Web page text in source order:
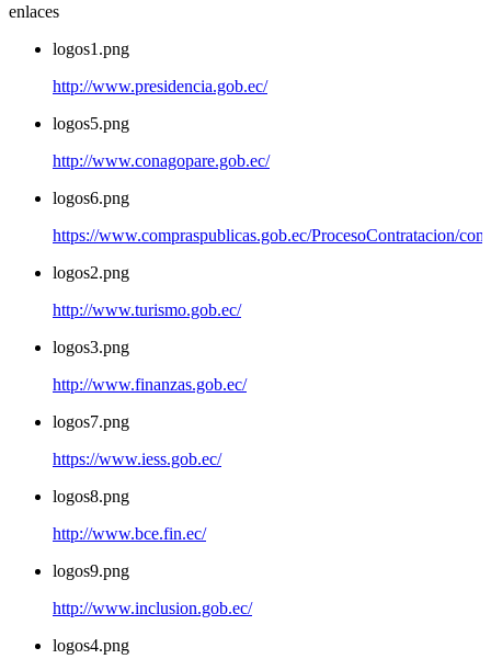
enlaces
logos1.png
http://www.presidencia.gob.ec/
logos5.png
http://www.conagopare.gob.ec/
logos6.png
https://www.compraspublicas.gob.ec/ProcesoContratacion/
logos2.png
http://www.turismo.gob.ec/
logos3.png
http://www.finanzas.gob.ec/
logos7.png
https://www.iess.gob.ec/
logos8.png
http://www.bce.fin.ec/
logos9.png
http://www.inclusion.gob.ec/
logos4.png